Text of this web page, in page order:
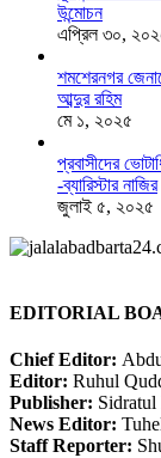
উন্মোচন
এপ্রিল ৩০,
শমশেরনগর
আব্দুর রহিম
মে ১, ২০২৫
প্রবাসীদের
-ব্যারিস্টার নাজির
জুলাই ৫, ২০২৫
EDITORIAL
Chief Editor:
Editor: Ruhul
Publisher:
News Editor:
Staff Reporter: